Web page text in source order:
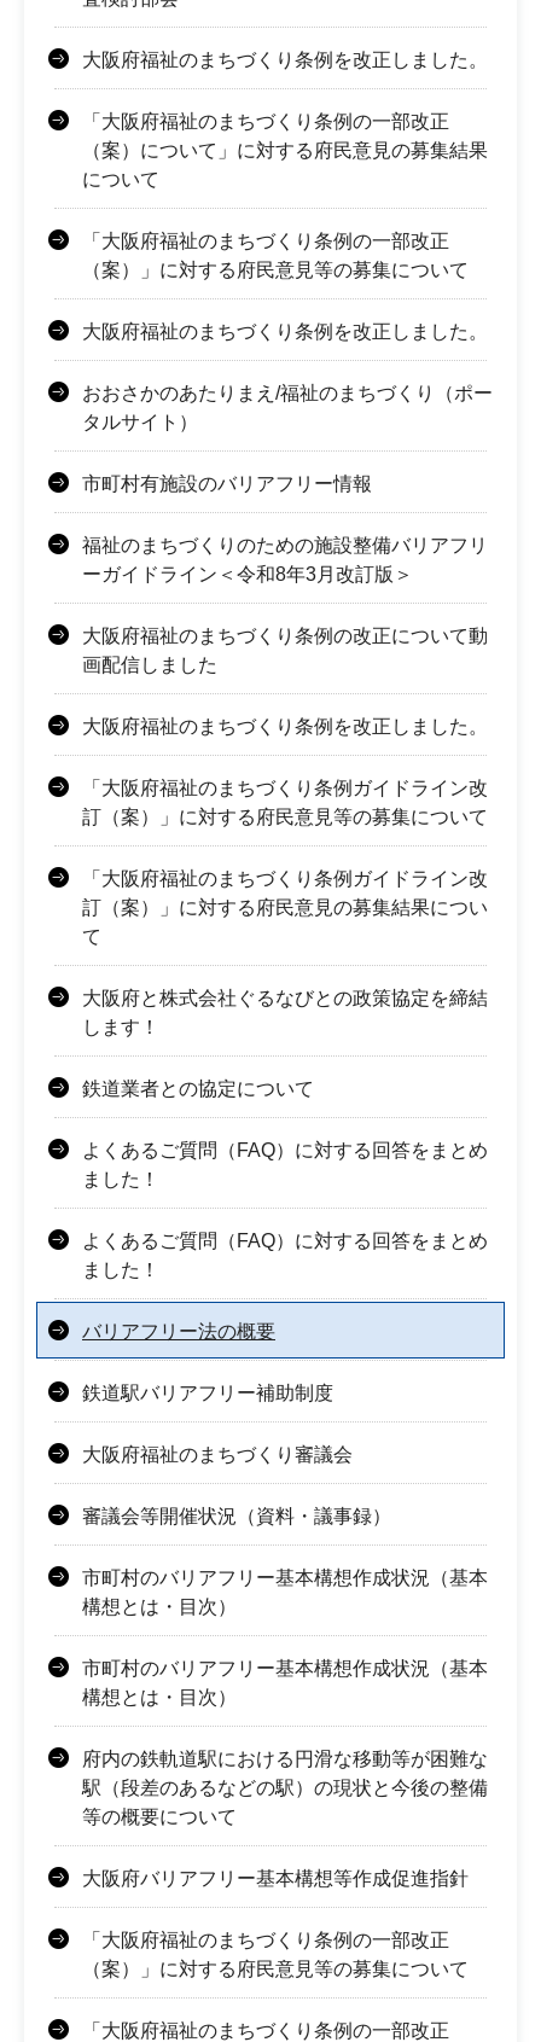
大阪府福祉のまちづくり条例を改正しました。
「大阪府福祉のまちづくり条例の一部改正
（案）について」に対する府民意見の募集結果
について
「大阪府福祉のまちづくり条例の一部改正
（案）」に対する府民意見等の募集について
大阪府福祉のまちづくり条例を改正しました。
おおさかのあたりまえ/福祉のまちづくり（ポー
タルサイト）
市町村有施設のバリアフリー情報
福祉のまちづくりのための施設整備バリアフリ
ーガイドライン＜令和8年3月改訂版＞
大阪府福祉のまちづくり条例の改正について動
画配信しました
大阪府福祉のまちづくり条例を改正しました。
「大阪府福祉のまちづくり条例ガイドライン改
訂（案）」に対する府民意見等の募集について
「大阪府福祉のまちづくり条例ガイドライン改
訂（案）」に対する府民意見の募集結果につい
て
大阪府と株式会社ぐるなびとの政策協定を締結
します！
鉄道業者との協定について
よくあるご質問（FAQ）に対する回答をまとめ
ました！
よくあるご質問（FAQ）に対する回答をまとめ
ました！
バリアフリー法の概要
鉄道駅バリアフリー補助制度
大阪府福祉のまちづくり審議会
審議会等開催状況（資料・議事録）
市町村のバリアフリー基本構想作成状況（基本
構想とは・目次）
市町村のバリアフリー基本構想作成状況（基本
構想とは・目次）
府内の鉄軌道駅における円滑な移動等が困難な
駅（段差のあるなどの駅）の現状と今後の整備
等の概要について
大阪府バリアフリー基本構想等作成促進指針
「大阪府福祉のまちづくり条例の一部改正
（案）」に対する府民意見等の募集について
「大阪府福祉のまちづくり条例の一部改正